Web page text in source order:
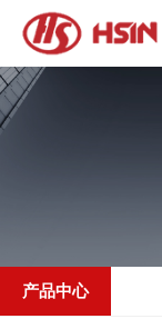
产品中心